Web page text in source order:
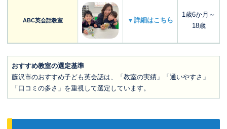
ABC英会話教室 ▼詳細はこちら
1歳6か月～
18歳
おすすめ教室の選定基準
藤沢市のおすすめ子ども英会話は、「教室の実績」「通いやすさ」
「口コミの多さ」を重視して選定しています。